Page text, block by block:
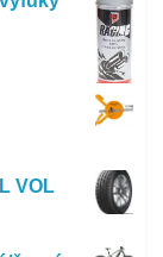
VOL